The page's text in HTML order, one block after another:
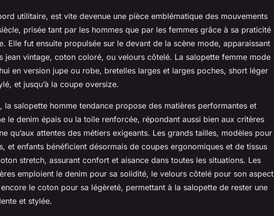
utilitaire, est vite devenue une pièce emblématique des mouvements
prisée tant par les hommes que par les femmes grâce à sa praticité
Elle fut ensuite propulsée sur le devant de la scène mode, apparaissant
jean vintage, coton coloré, ou velours côtelé. La salopette femme mode
en version jupe ou robe, bretelles larges et larges poches, short léger
et jusqu’à la coupe oversize.
la salopette homme tendance propose des matières performantes et
le denim épais ou la toile renforcée, répondant aussi bien aux critères
qu’aux attentes des métiers exigeants. Les grands tailles, modèles pour
et enfants bénéficient désormais de coupes ergonomiques et de tissus
stretch, assurant confort et aisance dans toutes les situations. Les
emploient le denim pour sa solidité, le velours côtelé pour son aspect
le coton pour sa légèreté, permettant à la salopette de rester une
et stylée.